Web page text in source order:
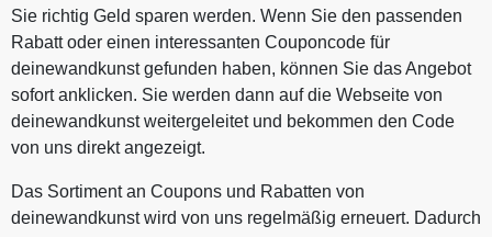
Sie richtig Geld sparen werden. Wenn Sie den passenden
Rabatt oder einen interessanten Couponcode für
deinewandkunst gefunden haben, können Sie das Angebot
sofort anklicken. Sie werden dann auf die Webseite von
deinewandkunst weitergeleitet und bekommen den Code
von uns direkt angezeigt.
Das Sortiment an Coupons und Rabatten von
deinewandkunst wird von uns regelmäßig erneuert. Dadurch